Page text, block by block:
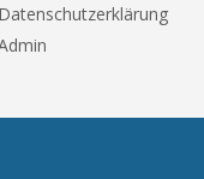
Datenschutzerklärung